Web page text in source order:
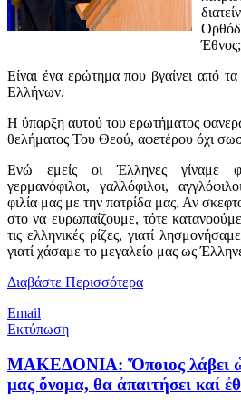
Έθνος;
Είναι ένα ερώτημα που βγαίνει από
Ελλήνων.
Η ύπαρξη αυτού του ερωτήματος
θελήματος Του Θεού, αφετέρου όχι
Ενώ εμείς οι Έλληνες γίναμε
γερμανόφιλοι, γαλλόφιλοι,
φιλία μας με την πατρίδα μας. Αν
στο να ευρωπαΐζουμε, τότε
τις ελληνικές ρίζες, γιατί
γιατί χάσαμε το μεγαλείο μας ως
Διαβάστε Περισσότερα
Email
Εκτύπωση
ΜΑΚΕΔΟΝΙΑ: Ὅποιος λάβει
μας ὄνομα, θα ἀπαιτήσει καί